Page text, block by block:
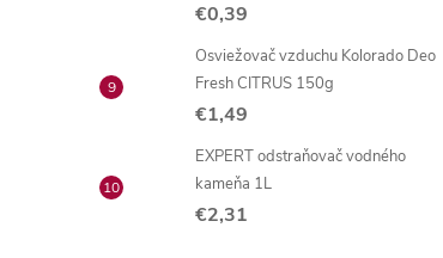
€0,39
Osviežovač vzduchu Kolorado Deo
Fresh CITRUS 150g
€1,49
EXPERT odstraňovač vodného
kameňa 1L
€2,31